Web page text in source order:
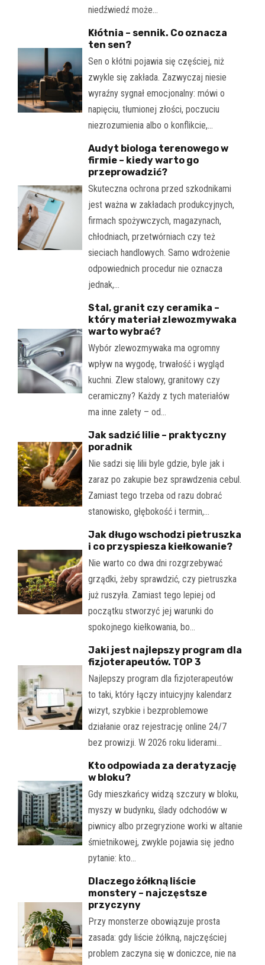
niedźwiedź może…
Kłótnia – sennik. Co oznacza
ten sen?
Sen o kłótni pojawia się częściej, niż
zwykle się zakłada. Zazwyczaj niesie
wyraźny sygnał emocjonalny: mówi o
napięciu, tłumionej złości, poczuciu
niezrozumienia albo o konflikcie,…
Audyt biologa terenowego w
firmie – kiedy warto go
przeprowadzić?
Skuteczna ochrona przed szkodnikami
jest ważna w zakładach produkcyjnych,
firmach spożywczych, magazynach,
chłodniach, przetwórniach czy też
sieciach handlowych. Samo wdrożenie
odpowiednich procedur nie oznacza
jednak,…
Stal, granit czy ceramika –
który materiał zlewozmywaka
warto wybrać?
Wybór zlewozmywaka ma ogromny
wpływ na wygodę, trwałość i wygląd
kuchni. Zlew stalowy, granitowy czy
ceramiczny? Każdy z tych materiałów
ma inne zalety – od…
Jak sadzić lilie – praktyczny
poradnik
Nie sadzi się lilii byle gdzie, byle jak i
zaraz po zakupie bez sprawdzenia cebul.
Zamiast tego trzeba od razu dobrać
stanowisko, głębokość i termin,…
Jak długo wschodzi pietruszka
i co przyspiesza kiełkowanie?
Nie warto co dwa dni rozgrzebywać
grządki, żeby sprawdzić, czy pietruszka
już ruszyła. Zamiast tego lepiej od
początku stworzyć jej warunki do
spokojnego kiełkowania, bo…
Jaki jest najlepszy program dla
fizjoterapeutów. TOP 3
Najlepszy program dla fizjoterapeutów
to taki, który łączy intuicyjny kalendarz
wizyt, szybkie i bezproblemowe
działanie oraz rejestrację online 24/7
bez prowizji. W 2026 roku liderami…
Kto odpowiada za deratyzację
w bloku?
Gdy mieszkańcy widzą szczury w bloku,
myszy w budynku, ślady odchodów w
piwnicy albo przegryzione worki w altanie
śmietnikowej, zwykle pojawia się jedno
pytanie: kto…
Dlaczego żółkną liście
monstery – najczęstsze
przyczyny
Przy monsterze obowiązuje prosta
zasada: gdy liście żółkną, najczęściej
problem zaczyna się w doniczce, nie na